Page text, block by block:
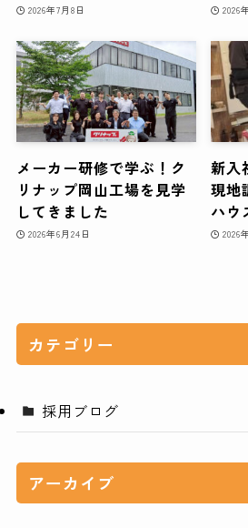
2026年7月8日 2026
メーカー研修で学ぶ！ク
リナップ岡山工場を見学
してきました
2026年6月24日
新入
現地
ハウ
2026
カテゴリー
採用ブログ
アーカイブ